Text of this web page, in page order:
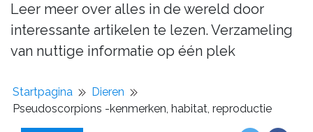
Leer meer over alles in de wereld door
interessante artikelen te lezen. Verzameling
van nuttige informatie op één plek
Startpagina
Dieren
Pseudoscorpions -kenmerken, habitat, reproductie